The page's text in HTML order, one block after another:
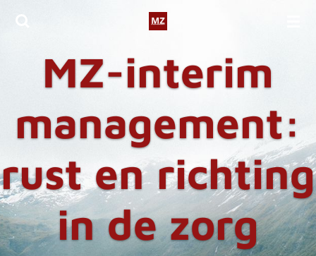
Ga
hoofdinhoudMZ-interim
management:
rust en richting
in de zorg